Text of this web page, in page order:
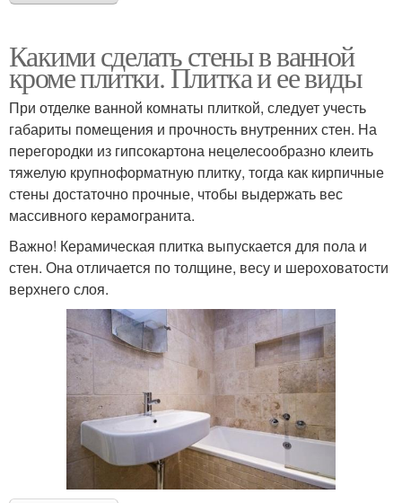
Какими сделать стены в ванной
кроме плитки. Плитка и ее виды
При отделке ванной комнаты плиткой, следует учесть
габариты помещения и прочность внутренних стен. На
перегородки из гипсокартона нецелесообразно клеить
тяжелую крупноформатную плитку, тогда как кирпичные
стены достаточно прочные, чтобы выдержать вес
массивного керамогранита.
Важно! Керамическая плитка выпускается для пола и
стен. Она отличается по толщине, весу и шероховатости
верхнего слоя.